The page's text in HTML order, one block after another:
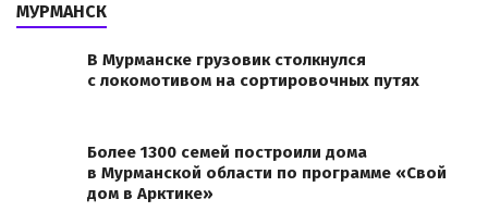
МУРМАНСК
В Мурманске грузовик столкнулся
с локомотивом на сортировочных путях
Более 1300 семей построили дома
в Мурманской области по программе «Свой
дом в Арктике»